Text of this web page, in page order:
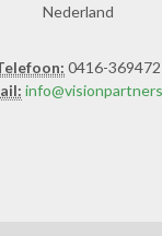
Nederland
0416-369472